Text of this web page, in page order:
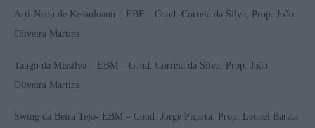
Arti-Naou de Keranloaun – EBF – Cond. Correia da Silva; Prop. João
Oliveira Martins
Tango da Missilva – EBM – Cond. Correia da Silva; Prop. João
Oliveira Martins
Swing da Beira Tejo- EBM – Cond. Jorge Piçarra; Prop. Leonel Barata